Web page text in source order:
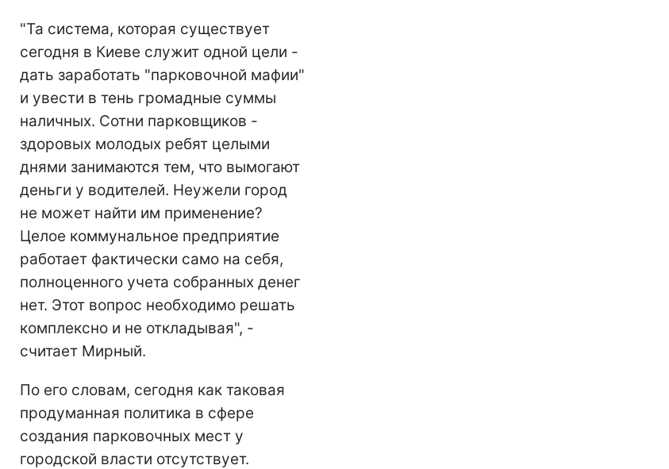
"Та система, которая существует
сегодня в Киеве служит одной цели -
дать заработать "парковочной мафии"
и увести в тень громадные суммы
наличных. Сотни парковщиков -
здоровых молодых ребят целыми
днями занимаются тем, что вымогают
деньги у водителей. Неужели город
не может найти им применение?
Целое коммунальное предприятие
работает фактически само на себя,
полноценного учета собранных денег
нет. Этот вопрос необходимо решать
комплексно и не откладывая", -
считает Мирный.
По его словам, сегодня как таковая
продуманная политика в сфере
создания парковочных мест у
городской власти отсутствует.